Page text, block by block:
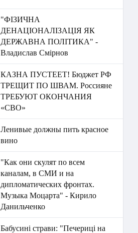
"ФІЗИЧНА
ДЕНАЦІОНАЛІЗАЦІЯ ЯК
ДЕРЖАВНА ПОЛІТИКА" -
Владислав Смірнов
КАЗНА ПУСТЕЕТ! Бюджет РФ
ТРЕЩИТ ПО ШВАМ. Россияне
ТРЕБУЮТ ОКОНЧАНИЯ
«СВО»
Ленивые должны пить красное
вино
"Как они скулят по всем
каналам, в СМИ и на
дипломатических фронтах.
Музыка Моцарта" - Кирило
Данильченко
Бабусині страви: "Печериці на